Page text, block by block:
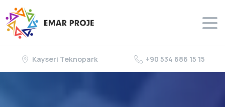
Kayseri Teknopark +90 534 686 15 15